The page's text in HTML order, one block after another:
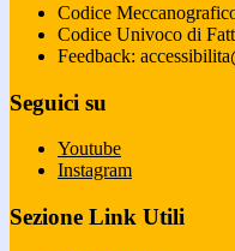
Codice
Codice Univoco di
Feedback:
Seguici su
Youtube
Instagram
Sezione Link Utili